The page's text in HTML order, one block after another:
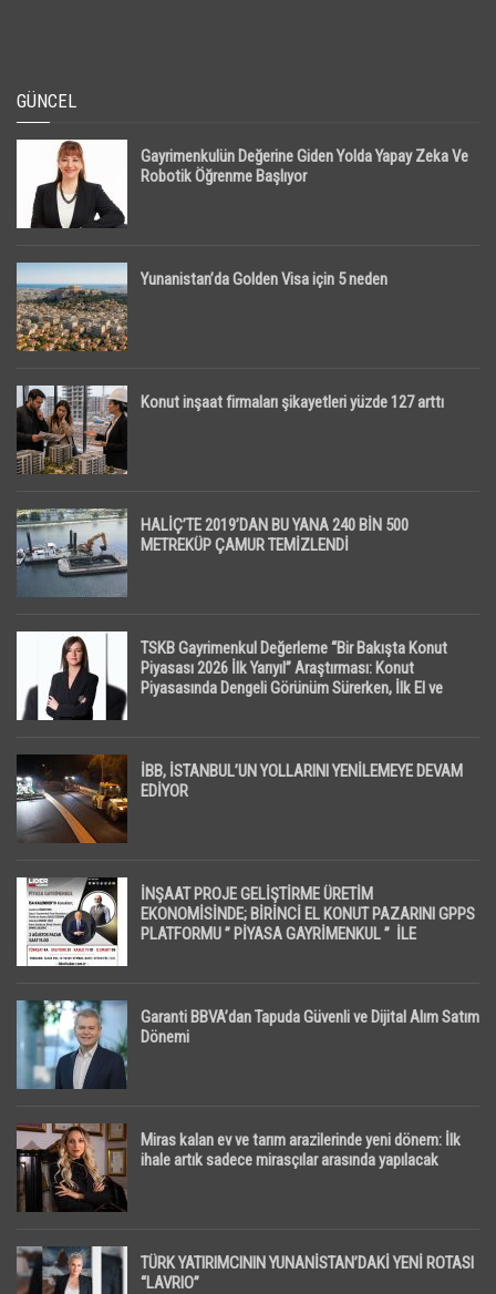
GÜNCEL
Gayrimenkulün Değerine Giden Yolda Yapay Zeka Ve
Robotik Öğrenme Başlıyor
Yunanistan’da Golden Visa için 5 neden
Konut inşaat firmaları şikayetleri yüzde 127 arttı
HALİÇ’TE 2019’DAN BU YANA 240 BİN 500
METREKÜP ÇAMUR TEMİZLENDİ
TSKB Gayrimenkul Değerleme “Bir Bakışta Konut
Piyasası 2026 İlk Yarıyıl” Araştırması: Konut
Piyasasında Dengeli Görünüm Sürerken, İlk El ve
İBB, İSTANBUL’UN YOLLARINI YENİLEMEYE DEVAM
EDİYOR
İNŞAAT PROJE GELİŞTİRME ÜRETİM
EKONOMİSİNDE; BİRİNCİ EL KONUT PAZARINI GPPS
PLATFORMU ” PİYASA GAYRİMENKUL ” İLE
Garanti BBVA’dan Tapuda Güvenli ve Dijital Alım Satım
Dönemi
Miras kalan ev ve tarım arazilerinde yeni dönem: İlk
ihale artık sadece mirasçılar arasında yapılacak
TÜRK YATIRIMCININ YUNANİSTAN’DAKİ YENİ ROTASI
“LAVRIO”